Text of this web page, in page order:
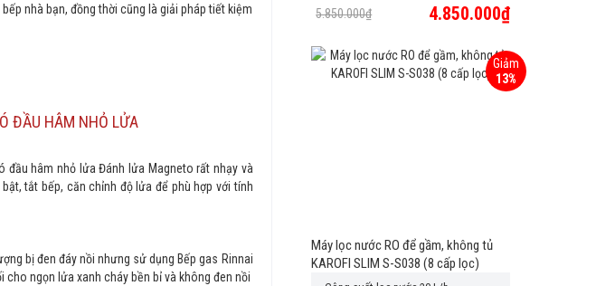
nhà bạn, đồng thời cũng là giải pháp tiết kiệm
ĐẦU HÂM NHỎ LỬA
đầu hâm nhỏ lửa Đánh lửa Magneto rất nhạy và
tắt bếp, căn chỉnh độ lửa để phù hợp với tính
bị đen đáy nồi nhưng sử dụng Bếp gas Rinnai
cho ngọn lửa xanh cháy bền bỉ và không đen nồi
5.850.000₫ 4.850.000₫
Máy lọc nước RO để gầm, không tủ
KAROFI SLIM S-S038 (8 cấp lọc)
Giảm
13%